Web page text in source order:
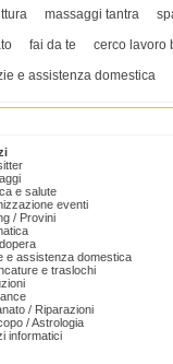
massaggi tantra
fai da te
cerco lavoro
e assistenza domestica
e salute
eventi
/ Provini
e assistenza domestica
e traslochi
/ Riparazioni
/ Astrologia
informatici